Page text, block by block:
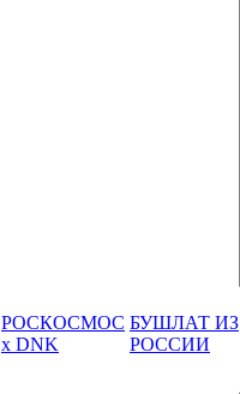
РОСКОСМОС
x DNK
БУШЛАТ ИЗ
РОССИИ